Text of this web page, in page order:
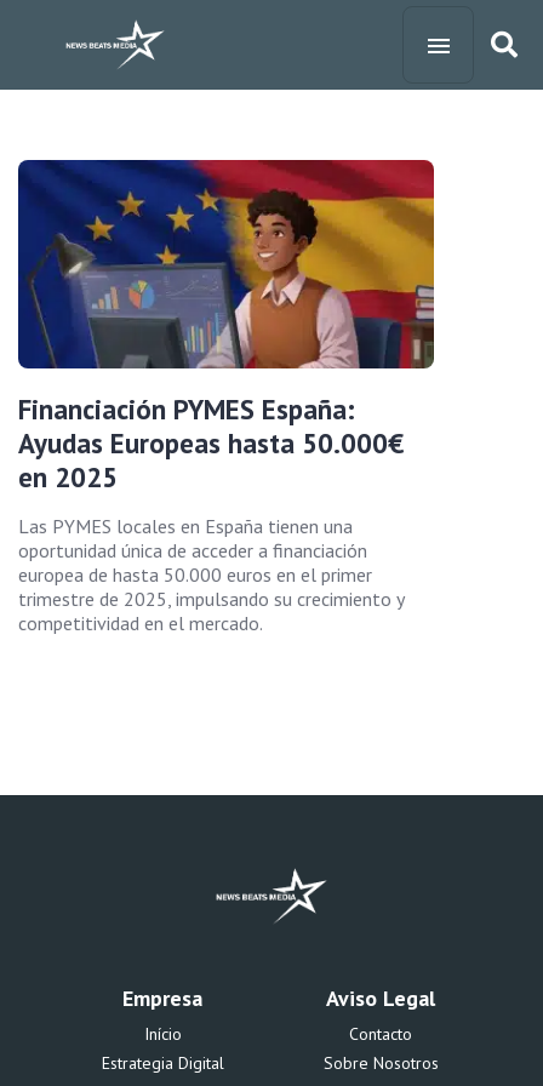
Financiación PYMES España:
Ayudas Europeas hasta 50.000€
en 2025
Las PYMES locales en España tienen una
oportunidad única de acceder a financiación
europea de hasta 50.000 euros en el primer
trimestre de 2025, impulsando su crecimiento y
competitividad en el mercado.
Empresa
Início
Estrategia Digital
Aviso Legal
Contacto
Sobre Nosotros